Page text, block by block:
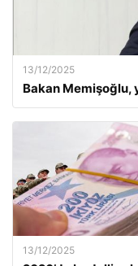
13/12/2025
Bakan Memişoğlu,
13/12/2025